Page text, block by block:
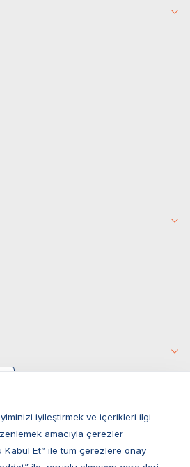
iyileştirmek ve içerikleri ilgi
amacıyla çerezler
Kabul Et” ile tüm çerezlere onay